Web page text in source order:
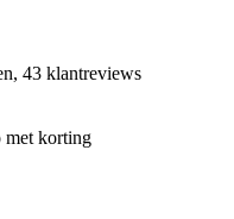
43 klantreviews
met korting